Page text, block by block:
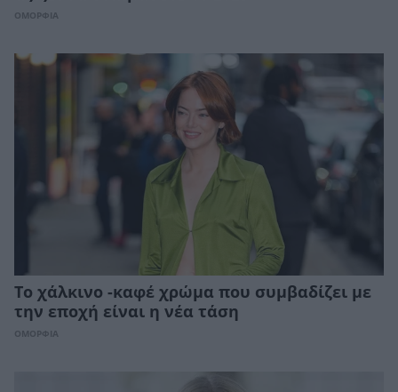
ΟΜΟΡΦΙΑ
Το χάλκινο -καφέ χρώμα που συμβαδίζει με
την εποχή είναι η νέα τάση
ΟΜΟΡΦΙΑ